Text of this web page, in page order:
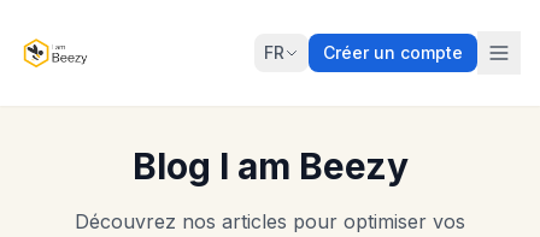
FR Créer un compte
Blog I am Beezy
Découvrez nos articles pour optimiser vos